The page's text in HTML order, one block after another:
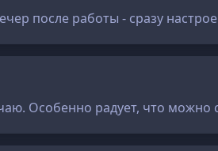
после работы - сразу
Особенно радует, что